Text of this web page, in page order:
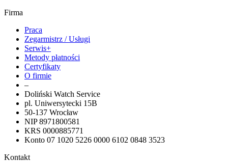
Firma
Praca
Zegarmistrz / Usługi
Serwis+
Metody płatności
Certyfikaty
O firmie
–
Doliński Watch Service
pl. Uniwersytecki 15B
50-137 Wrocław
NIP 8971800581
KRS 0000885771
Konto 07 1020 5226 0000 6102 0848 3523
Kontakt